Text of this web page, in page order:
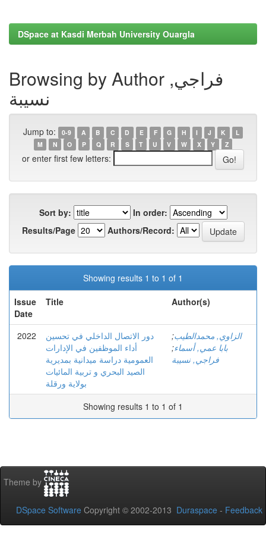
DSpace at Kasdi Merbah University Ouargla
Browsing by Author فراجي,
نسيبة
Jump to: 0-9 A B C D E F G H I J K
L
M
N O P Q R S T U V W X Y Z
or enter first few letters:
Sort by:
In order:
Results/Page
Authors/Record:
Showing results 1 to 1 of 1
Issue
Date
Title Author(s)
2022
دور الاتصال الداخلي في تحسين
أداء الموظفين في الإدارات
العمومية دراسة ميدانية بمديرية
الصيد البحري و تربية المائيات
بولاية ورقلة
الزاوي, محمدالطيب;
بابا عمي, أسماء;
فراجي, نسيبة
Showing results 1 to 1 of 1
Theme by
DSpace Software Copyright © 2002-2013 Duraspace - Feedback